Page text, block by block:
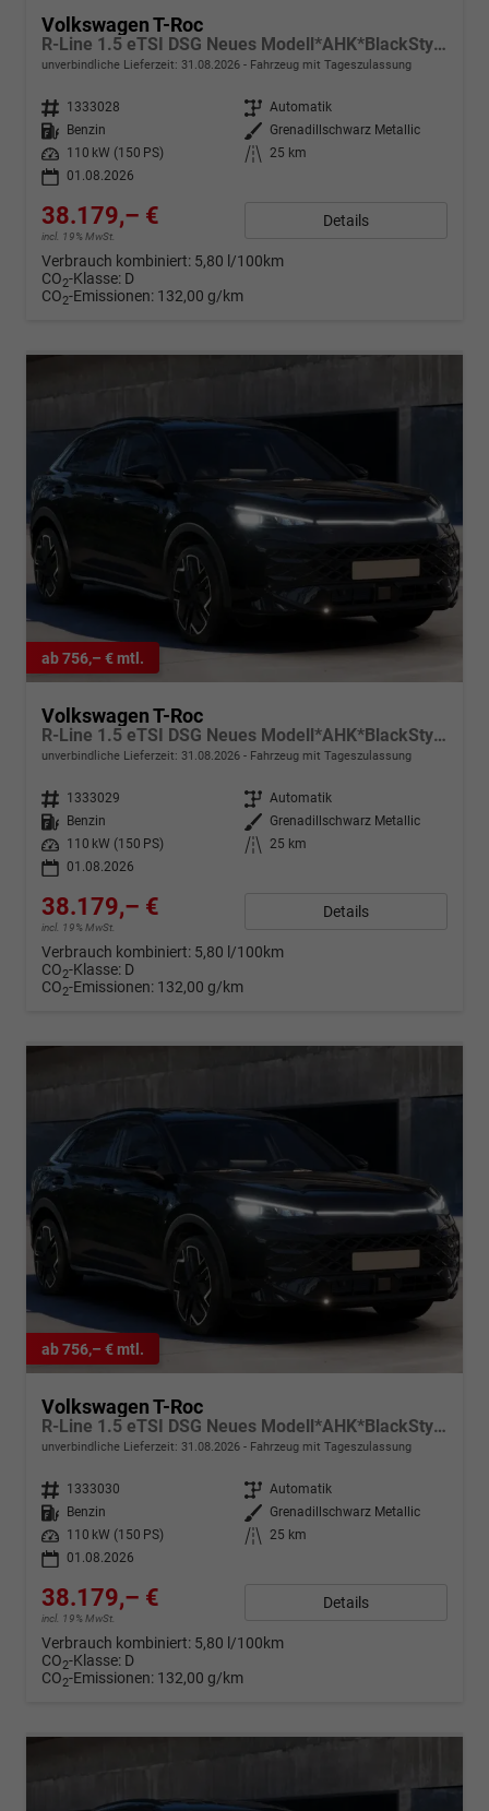
Volkswagen T-Roc
R-Line 1.5 eTSI DSG Neues Modell*AHK*BlackStyle*Matrix*19"*Android Auto*EasyOpen*SHZ*Kamera*ParkAsstPro*ACC*Keyless
unverbindliche Lieferzeit: 31.08.2026 Fahrzeug mit Tageszulassung
Fahrzeugnr. 1333028 Getriebe Automatik
Kraftstoff
Benzin Außenfarbe
Grenadillschwarz Metallic
Leistung
110 kW (150 PS) Kilometerstand
25 km
01.08.2026
38.179,– €
incl. 19% MwSt.
Details
Verbrauch kombiniert: 5,80 l/100km
CO2-Klasse: D
CO2-Emissionen: 132,00 g/km
ab 756,– € mtl.
Volkswagen T-Roc
R-Line 1.5 eTSI DSG Neues Modell*AHK*BlackStyle*Matrix*19"*Android Auto*EasyOpen*SHZ*Kamera*ParkAsstPro*ACC*Keyless
unverbindliche Lieferzeit: 31.08.2026 Fahrzeug mit Tageszulassung
Fahrzeugnr. 1333029 Getriebe Automatik
Kraftstoff
Benzin Außenfarbe
Grenadillschwarz Metallic
Leistung
110 kW (150 PS) Kilometerstand
25 km
01.08.2026
38.179,– €
incl. 19% MwSt.
Details
Verbrauch kombiniert: 5,80 l/100km
CO2-Klasse: D
CO2-Emissionen: 132,00 g/km
ab 756,– € mtl.
Volkswagen T-Roc
R-Line 1.5 eTSI DSG Neues Modell*AHK*BlackStyle*Matrix*19"*Android Auto*EasyOpen*SHZ*Kamera*ParkAsstPro*ACC*Keyless
unverbindliche Lieferzeit: 31.08.2026 Fahrzeug mit Tageszulassung
Fahrzeugnr. 1333030 Getriebe Automatik
Kraftstoff
Benzin Außenfarbe
Grenadillschwarz Metallic
Leistung
110 kW (150 PS) Kilometerstand
25 km
01.08.2026
38.179,– €
incl. 19% MwSt.
Details
Verbrauch kombiniert: 5,80 l/100km
CO2-Klasse: D
CO2-Emissionen: 132,00 g/km